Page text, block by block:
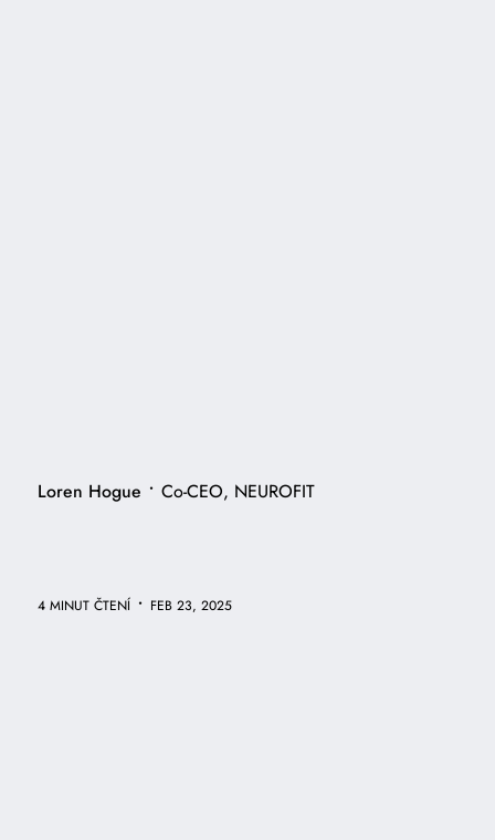
Loren Hogue • Co-CEO, NEUROFIT
4 MINUT ČTENÍ • FEB 23, 2025